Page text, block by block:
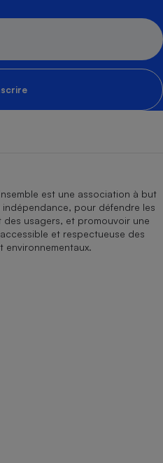
est une association à but
pour défendre les
usagers, et promouvoir une
et respectueuse des
environnementaux.